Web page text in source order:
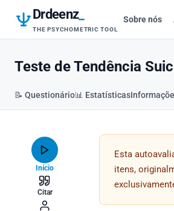
Drdeenz_
THE PSYCHOMETRIC TOOL
Sobre nós
Teste de Tendência
📝 Questionário📊 Estatísticas
Início
Citar
Esta
itens,